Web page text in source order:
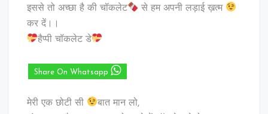
इससे तो अच्छा है की चॉकलेट
से हम अपनी लड़ाई ख़त्म
कर दें।।
हैप्पी चॉकलेट डे
Share On Whatsapp
मेरी एक छोटी सी
बात मान लो,